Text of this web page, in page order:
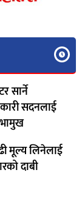
सार्ने
सदनलाई
मूल्य लिनेलाई
दाबी